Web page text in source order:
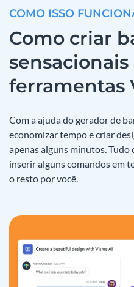
COMO ISSO
Como criar
sensacionais
ferramentas
Com a ajuda do gerador de
economizar tempo e criar
apenas alguns minutos. Tudo
inserir alguns comandos em
o resto por você.